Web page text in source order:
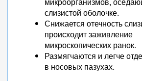
слизистой оболочке.
Снижается отечность
происходит заживление
микроскопических ранок.
Размягчаются и легче
в носовых пазухах.